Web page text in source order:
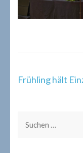
Frühling hält
Suchen